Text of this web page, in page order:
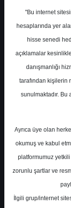
0
"Bu internet
hesaplarında yer
hisse senedi
açıklamalar kesinlikle
danışmanlığı
tarafından kişilerin
sunulmaktadır.
Ayrıca üye olan
okumuş ve kabul
platformumuz
zorunlu şartlar ve
İlgili grup/internet